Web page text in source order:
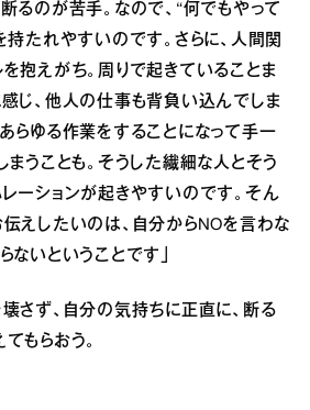
るのが苦手。なので、“何でもやって
持たれやすいのです。さらに、人間関
抱えがち。周りで起きていることま
じ、他人の仕事も背負い込んでしま
らゆる作業をすることになって手一
まうことも。そうした繊細な人とそう
ーションが起きやすいのです。そん
えしたいのは、自分からNOを言わな
ないということです」
さず、自分の気持ちに正直に、断る
もらおう。